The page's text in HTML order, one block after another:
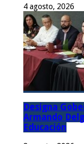
4 agosto, 2026
Designa
Armando
Educación